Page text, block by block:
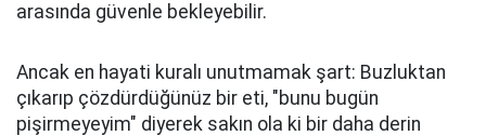
arasında güvenle bekleyebilir.
Ancak en hayati kuralı unutmamak şart: Buzluktan
çıkarıp çözdürdüğünüz bir eti, "bunu bugün
pişirmeyeyim" diyerek sakın ola ki bir daha derin